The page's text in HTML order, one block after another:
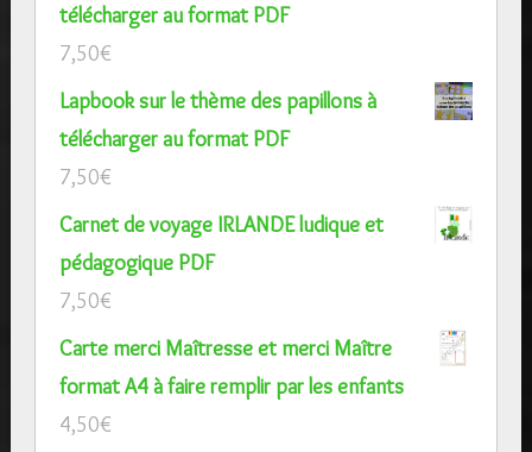
télécharger au format PDF
7,50€
Lapbook sur le thème des papillons à
télécharger au format PDF
7,50€
Carnet de voyage IRLANDE ludique et
pédagogique PDF
7,50€
Carte merci Maîtresse et merci Maître
format A4 à faire remplir par les enfants
4,50€